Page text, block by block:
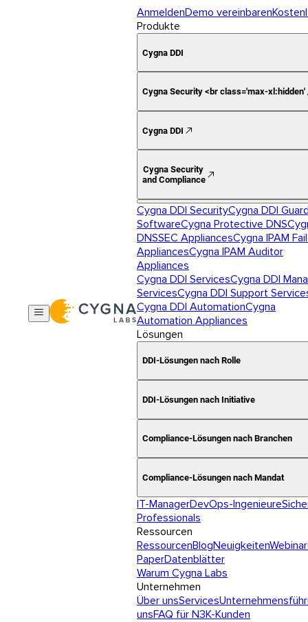
AnmeldenDemo vereinbaren
Produkte
Cygna DDI
Cygna Security <br class='max-xl:hidden'
Cygna DDI
Cygna Security
and Compliance
Cygna DDI SecurityCygna DDI
SoftwareCygna Protective DNS
DNSSEC AppliancesCygna IPAM
AppliancesCygna IPAM Auditor
Appliances
Cygna DDI ServicesCygna DDI
ServicesCygna DDI Support
Cygna DDI AutomationCygna
Automation Appliances
Lösungen
DDI-Lösungen nach Rolle
DDI-Lösungen nach Initiative
Compliance-Lösungen nach Branchen
Compliance-Lösungen nach Mandat
IT-ManagerDevOps-Ingenieure
Professionals
Ressourcen
RessourcenBlogNeuigkeiten
PaperDatenblätter
Warum Cygna Labs
Unternehmen
Über unsServices
unsFAQ für N3K-Kunden